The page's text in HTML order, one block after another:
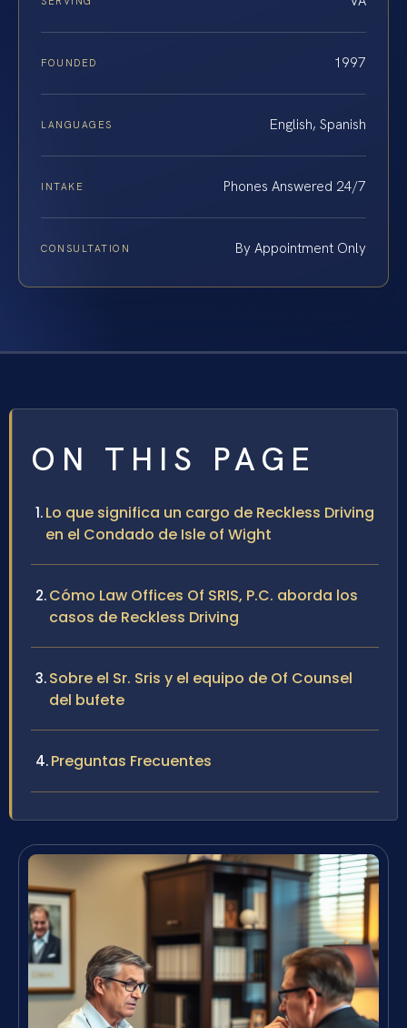
FOUNDED 1997
LANGUAGES English, Spanish
INTAKE Phones Answered 24/7
CONSULTATION By Appointment Only
ON THIS PAGE
Lo que significa un cargo de Reckless Driving
en el Condado de Isle of Wight
Cómo Law Offices Of SRIS, P.C. aborda los
casos de Reckless Driving
Sobre el Sr. Sris y el equipo de Of Counsel
del bufete
Preguntas Frecuentes